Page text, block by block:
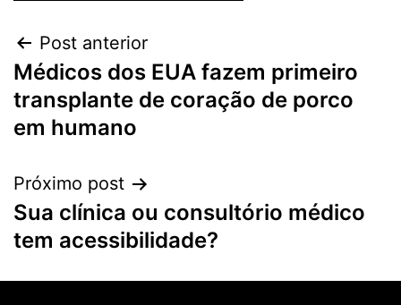
Post anterior
Médicos dos EUA fazem primeiro
transplante de coração de porco
em humano
Próximo post
Sua clínica ou consultório médico
tem acessibilidade?